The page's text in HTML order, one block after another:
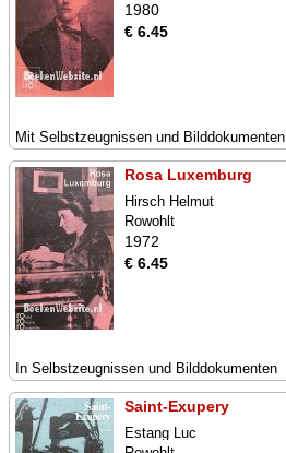
1980
€ 6.45
Mit Selbstzeugnissen und Bilddokumenten
Rosa Luxemburg
Hirsch Helmut
Rowohlt
1972
€ 6.45
In Selbstzeugnissen und Bilddokumenten
Saint-Exupery
Estang Luc